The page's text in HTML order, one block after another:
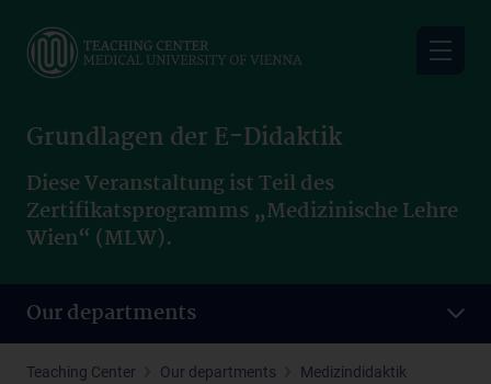
main
Grundlagen der E-Didaktik
Diese Veranstaltung ist Teil des
Zertifikatsprogramms „Medizinische Lehre
Wien“ (MLW).
Our departments
Teaching Center Our departments
Medizindidaktik